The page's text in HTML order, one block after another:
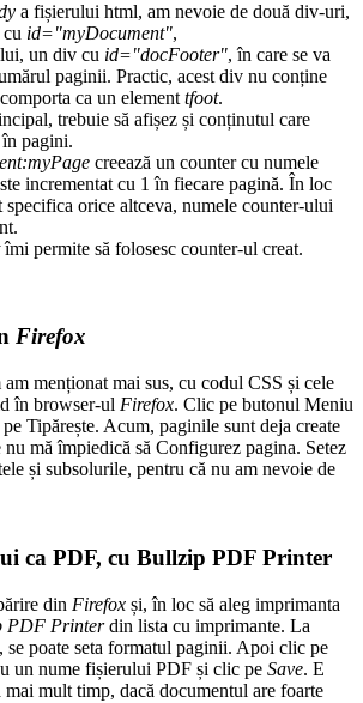
a fișierului html, am nevoie de două div-uri,
id="myDocument",
un div cu id="docFooter", în care se va
paginii. Practic, acest div nu conține
ca un element tfoot.
trebuie să afișez și conținutul care
pagini.
creează un counter cu numele
incrementat cu 1 în fiecare pagină. În loc
specifica orice altceva, numele counter-ului
îmi permite să folosesc counter-ul creat.
Firefox
menționat mai sus, cu codul CSS și cele
în browser-ul Firefox. Clic pe butonul Meniu
Tipărește. Acum, paginile sunt deja create
nu mă împiedică să Configurez pagina. Setez
și subsolurile, pentru că nu am nevoie de
ca PDF, cu Bullzip PDF Printer
din Firefox și, în loc să aleg imprimanta
PDF Printerdin lista cu imprimante. La
, se poate seta formatul paginii. Apoi clic pe
un nume fișierului PDF și clic pe Save. E
mai mult timp, dacă documentul are foarte